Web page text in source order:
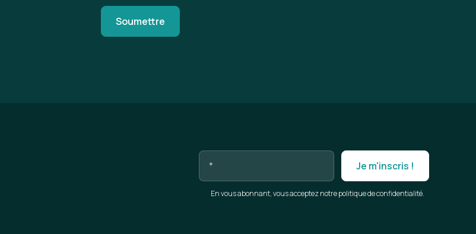
En vous abonnant, vous acceptez notre politique de confidentialité.